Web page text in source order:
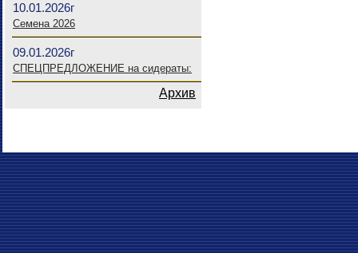
10.01.2026г
Семена 2026
09.01.2026г
СПЕЦПРЕДЛОЖЕНИЕ на сидераты:
Архив